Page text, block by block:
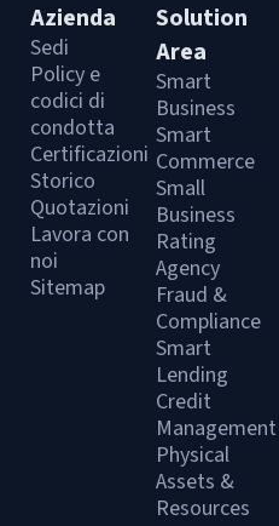
Azienda
Sedi
Policy e
codici di
condotta
Certificazioni
Storico
Quotazioni
Lavora con
noi
Sitemap
Solution
Area
Smart
Business
Smart
Commerce
Small
Business
Rating
Agency
Fraud &
Compliance
Smart
Lending
Credit
Management
Physical
Assets &
Resources